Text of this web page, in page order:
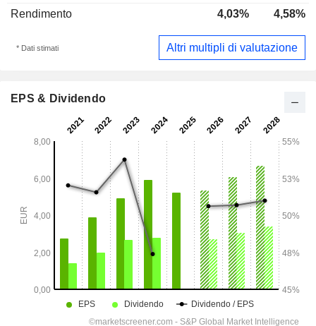
Rendimento 4,03% 4,58%
* Dati stimati Altri multipli di valutazione
EPS & Dividendo